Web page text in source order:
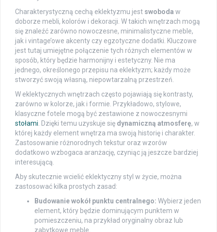
Charakterystyczną cechą eklektyzmu jest swoboda w
doborze mebli, kolorów i dekoracji. W takich wnętrzach mogą
się znaleźć zarówno nowoczesne, minimalistyczne meble,
jak i vintage’owe akcenty czy egzotyczne dodatki. Kluczowe
jest tutaj umiejętne połączenie tych różnych elementów w
sposób, który będzie harmonijny i estetyczny. Nie ma
jednego, określonego przepisu na eklektyzm; każdy może
stworzyć swoją własną, niepowtarzalną przestrzeń.
W eklektycznych wnętrzach często pojawiają się kontrasty,
zarówno w kolorze, jak i formie. Przykładowo, stylowe,
klasyczne fotele mogą być zestawione z nowoczesnymi
stołami . Dzięki temu uzyskuje się dynamiczną atmosferę, w
której każdy element wnętrza ma swoją historię i charakter.
Zastosowanie różnorodnych tekstur oraz wzorów
dodatkowo wzbogaca aranżację, czyniąc ją jeszcze bardziej
interesującą.
Aby skutecznie wcielić eklektyczny styl w życie, można
zastosować kilka prostych zasad:
Budowanie wokół punktu centralnego: Wybierz jeden
element, który będzie dominującym punktem w
pomieszczeniu, na przykład oryginalny obraz lub
zabytkowe meble.